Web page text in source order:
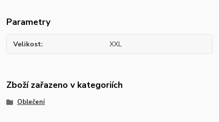
Parametry
Velikost XXL
Zboží zařazeno v kategoriích
Oblečení